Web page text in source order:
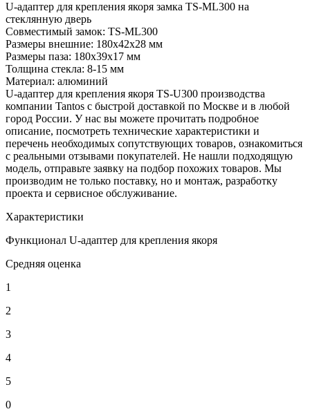
U-адаптер для крепления якоря замка TS-ML300 на
стеклянную дверь
Совместимый замок: TS-ML300
Размеры внешние: 180х42х28 мм
Размеры паза: 180х39х17 мм
Толщина стекла: 8-15 мм
Материал: алюминий
U-адаптер для крепления якоря TS-U300 производства
компании Tantos с быстрой доставкой по Москве и в любой
город России. У нас вы можете прочитать подробное
описание, посмотреть технические характеристики и
перечень необходимых сопутствующих товаров, ознакомиться
с реальными отзывами покупателей. Не нашли подходящую
модель, отправьте заявку на подбор похожих товаров. Мы
производим не только поставку, но и монтаж, разработку
проекта и сервисное обслуживание.
Характеристики
Функционал U-адаптер для крепления якоря
Средняя оценка
1
2
3
4
5
0